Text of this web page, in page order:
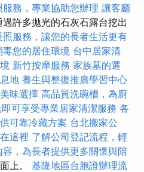
務，專業協助您辦理 讓客廳
過許多拋光的石灰石露台挖出
照服務，讓您的長者生活更有
您的居住環境 台中居家清
新竹按摩服務 家族墓的選
地 養生與整復推廣學習中心
味選擇 高品質洗碗槽，為廚
可享受專業居家清潔服務 各
可靠冷藏方案 台北搬家公
這裡 了解公司登記流程，輕
容，為長者提供更多關懷與陪
上。 基隆地區台胞證辦理流